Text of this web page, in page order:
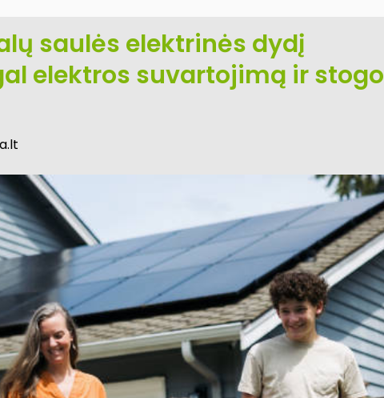
saulės elektrinės dydį
elektros suvartojimą ir stogo